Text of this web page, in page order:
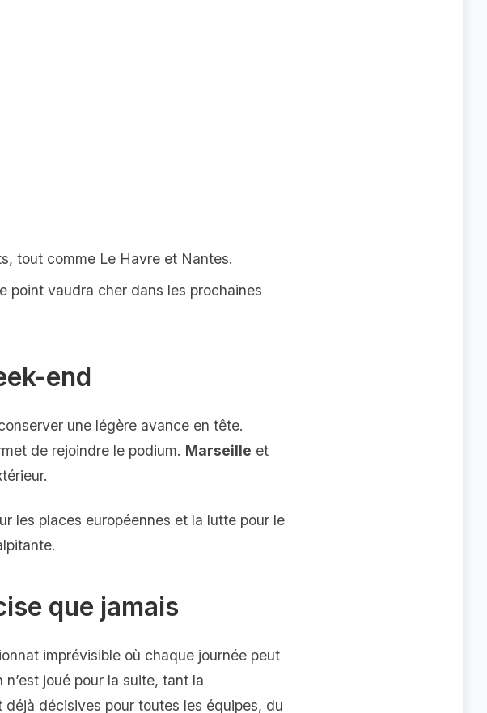
tout comme Le Havre et Nantes.
point vaudra cher dans les prochaines
end
une légère avance en tête.
de rejoindre le podium. Marseille et
les places européennes et la lutte pour le
que jamais
imprévisible où chaque journée peut
joué pour la suite, tant la
déjà décisives pour toutes les équipes, du